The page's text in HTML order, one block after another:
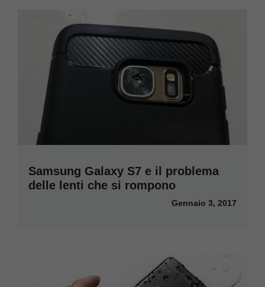
Samsung Galaxy S7 e il problema
delle lenti che si rompono
Gennaio 3, 2017